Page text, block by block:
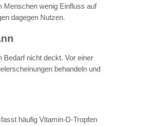
Menschen wenig Einfluss auf
dagegen Nutzen.
Bedarf nicht deckt. Vor einer
behandeln und
häufig Vitamin‑D‑Tropfen